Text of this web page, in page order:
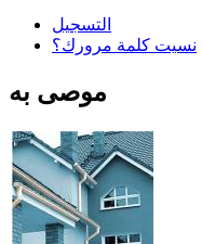
التسجيل
نسيت كلمة مرورك؟
موصى به